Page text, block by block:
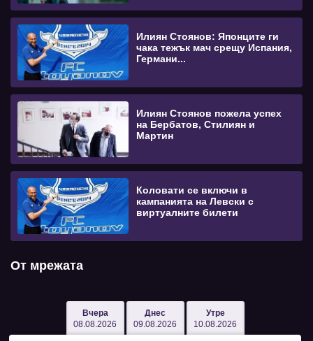
Илиян Стоянов: Японците ги
чака тежък мач срещу Испания,
Германи...
Илиян Стоянов пожела успех
на Бербатов, Стилиян и
Мартин
Коловати се включи в
кампанията на Левски с
виртуалните билети
От мрежата
Вчера
08.08.2026
Днес
09.08.2026
Утре
10.08.2026